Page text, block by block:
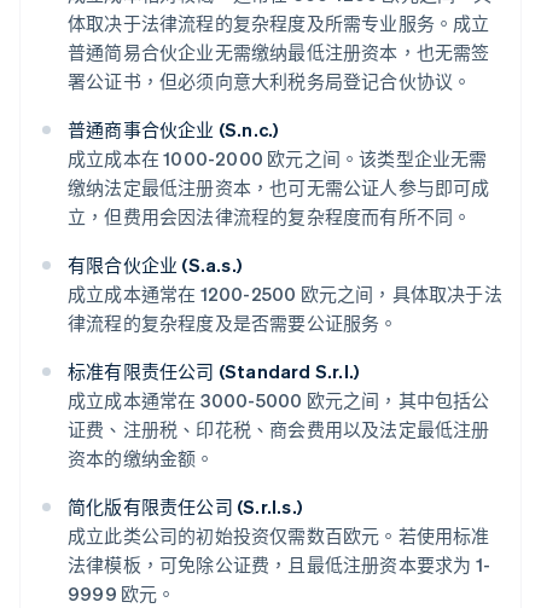
体取决于法律流程的复杂程度及所需专业服务。成立
普通简易合伙企业无需缴纳最低注册资本，也无需签
署公证书，但必须向意大利税务局登记合伙协议。
普通商事合伙企业 (S.n.c.)
成立成本在 1000-2000 欧元之间。该类型企业无需
缴纳法定最低注册资本，也可无需公证人参与即可成
立，但费用会因法律流程的复杂程度而有所不同。
有限合伙企业 (S.a.s.)
成立成本通常在 1200-2500 欧元之间，具体取决于法
律流程的复杂程度及是否需要公证服务。
标准有限责任公司 (Standard S.r.l.)
成立成本通常在 3000-5000 欧元之间，其中包括公
证费、注册税、印花税、商会费用以及法定最低注册
资本的缴纳金额。
简化版有限责任公司 (S.r.l.s.)
成立此类公司的初始投资仅需数百欧元。若使用标准
法律模板，可免除公证费，且最低注册资本要求为 1-
9999 欧元。